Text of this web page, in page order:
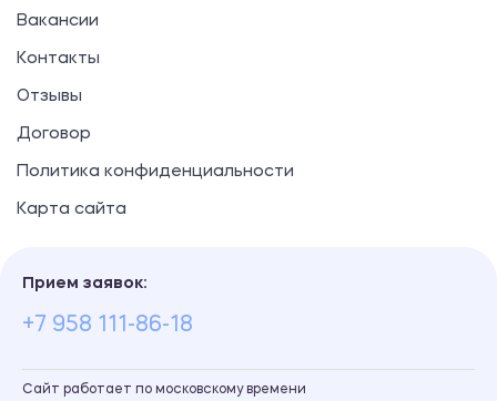
Вакансии
Контакты
Отзывы
Договор
Политика конфиденциальности
Карта сайта
Прием заявок:
+7 958 111-86-18
Сайт работает по московскому времени